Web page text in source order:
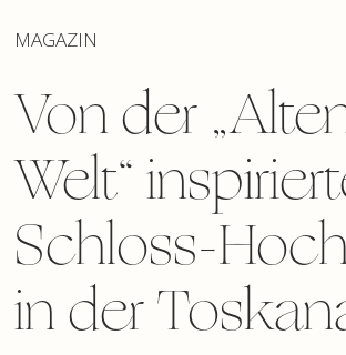
MAGAZIN
Von der
Welt“
Schloss-
in der